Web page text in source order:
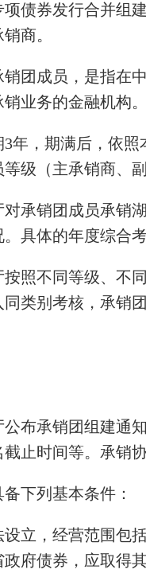
债券发行合并组
商。
团成员，是指在
业务的金融机构
，期满后，依照
级（主承销商、
承销团成员承销
具体的年度综合
照不同等级、不
类别考核，承销
布承销团组建通
止时间等。承销
下列基本条件：
设立，经营范围
府债券，应取得